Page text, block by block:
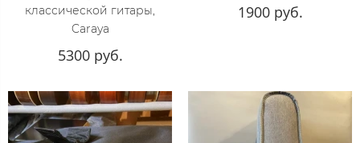
классической гитары,
Caraya
5300 руб.
1900 руб.